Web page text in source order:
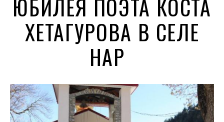
ЮБИЛЕЯ ПОЭТА КОСТА
ХЕТАГУРОВА В СЕЛЕ
НАР